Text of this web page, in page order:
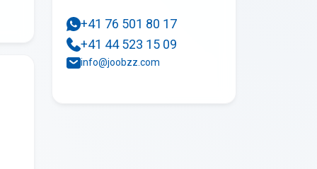
+41 76 501 80 17
+41 44 523 15 09
info@joobzz.com